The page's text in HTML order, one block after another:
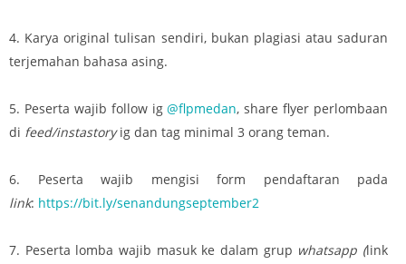
4. Karya original tulisan sendiri, bukan plagiasi atau saduran
terjemahan bahasa asing.
5. Peserta wajib follow ig@flpmedan, share flyer perlombaan
di feed/instastoryig dan tag minimal 3 orang teman.
6. Peserta wajib mengisi form pendaftaran pada
link: https://bit.ly/senandungseptember2
7. Peserta lomba wajib masuk ke dalam grup whatsapp (link